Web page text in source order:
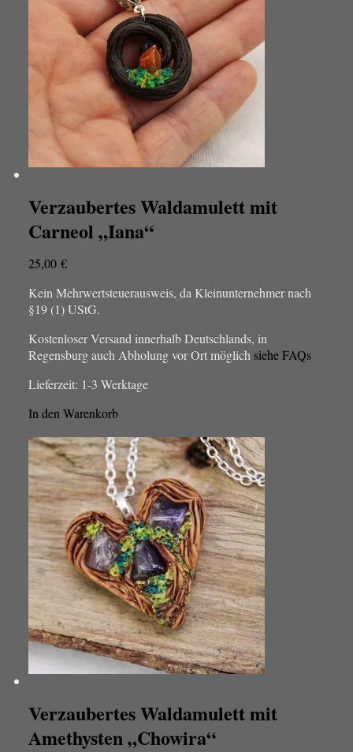
Verzaubertes Waldamulett mit
Carneol „Iana“
25,00 €
Kein Mehrwertsteuerausweis, da Kleinunternehmer nach
§19 (1) UStG.
Kostenloser Versand innerhalb Deutschlands, in
Regensburg auch Abholung vor Ort möglich siehe FAQs
Lieferzeit: 1-3 Werktage
In den Warenkorb
Verzaubertes Waldamulett mit
Amethysten „Chowira“